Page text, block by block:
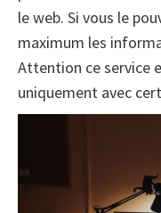
le web. Si vous le
maximum les
Attention ce service
uniquement avec